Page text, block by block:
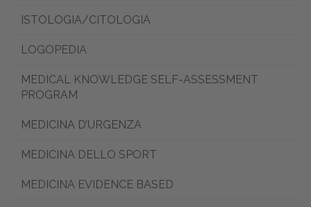
ISTOLOGIA/CITOLOGIA
LOGOPEDIA
MEDICAL KNOWLEDGE SELF-ASSESSMENT
PROGRAM
MEDICINA D’URGENZA
MEDICINA DELLO SPORT
MEDICINA EVIDENCE BASED